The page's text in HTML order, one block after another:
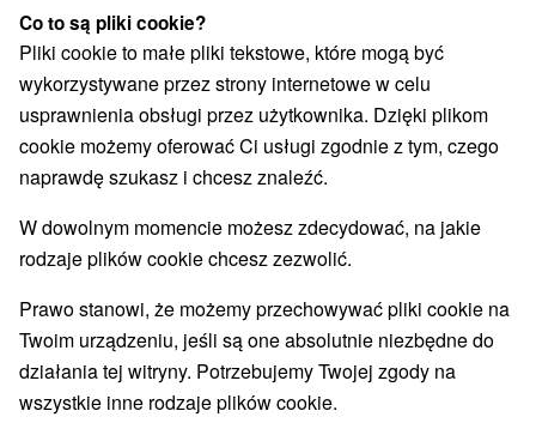
Planetarium i obserwatorium
Wieże obserwacyjne i chodniki(2)
Ośrodek narciarski(1) Szlaki winne(1)
Co to są pliki cookie?
Pliki cookie to małe pliki tekstowe, które mogą być
wykorzystywane przez strony internetowe w celu
usprawnienia obsługi przez użytkownika. Dzięki plikom
cookie możemy oferować Ci usługi zgodnie z tym, czego
naprawdę szukasz i chcesz znaleźć.
W dowolnym momencie możesz zdecydować, na jakie
rodzaje plików cookie chcesz zezwolić.
Prawo stanowi, że możemy przechowywać pliki cookie na
Twoim urządzeniu, jeśli są one absolutnie niezbędne do
działania tej witryny. Potrzebujemy Twojej zgody na
wszystkie inne rodzaje plików cookie.